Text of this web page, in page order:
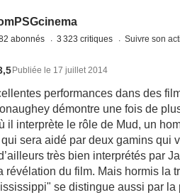
abonnés 3 323 critiques Suivre son
Publiée le 17 juillet 2014
performances dans des
démontre une fois de
il interprète le rôle de Mud, un
sera aidé par deux gamins qui
très bien interprétés par
révélation du film. Mais hormis la
se distingue aussi par la